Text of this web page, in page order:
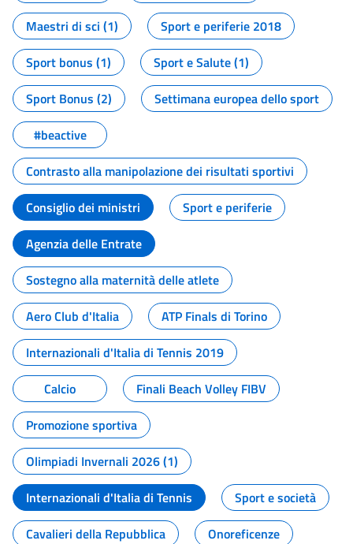
Maestri di sci (1)
Sport e periferie 2018
Sport bonus (1)
Sport e Salute (1)
Sport Bonus (2)
Settimana europea dello sport
#beactive
Contrasto alla manipolazione dei risultati sportivi
Consiglio dei ministri
Sport e periferie
Agenzia delle Entrate
Sostegno alla maternità delle atlete
Aero Club d'Italia
ATP Finals di Torino
Internazionali d'Italia di Tennis 2019
Calcio
Finali Beach Volley FIBV
Promozione sportiva
Olimpiadi Invernali 2026 (1)
Internazionali d'Italia di Tennis
Sport e società
Cavalieri della Repubblica
Onoreficenze